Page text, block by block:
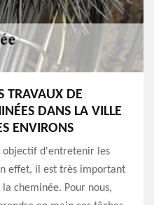
TRAVAUX DE
DANS LA VILLE
ENVIRONS
objectif d'entretenir les
effet, il est très important
cheminée. Pour nous,